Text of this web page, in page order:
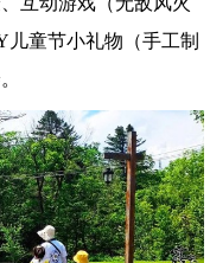
童节小礼物（手工制